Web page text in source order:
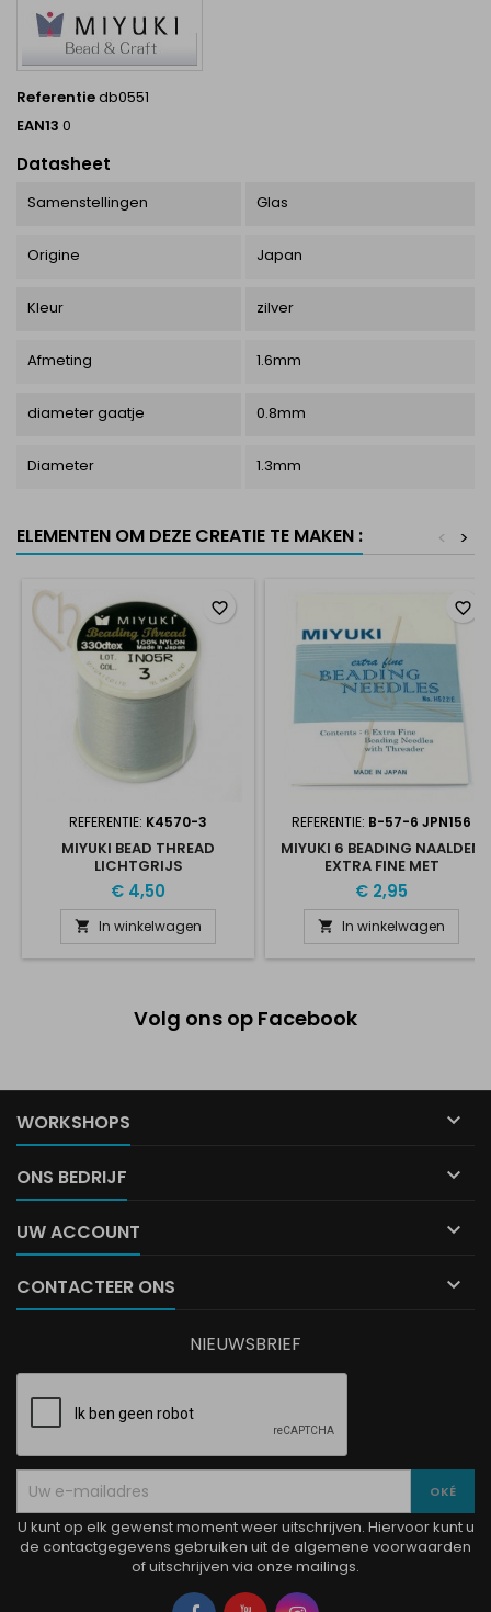
Referentiedb0551
EAN13 0
Datasheet
Samenstellingen Glas
Origine Japan
Kleur zilver
Afmeting 1.6mm
diameter gaatje 0.8mm
Diameter 1.3mm
ELEMENTEN OM DEZE CREATIE TE MAKEN : >
<
REFERENTIE: K4570-3
MIYUKI BEAD THREAD
LICHTGRIJS
€ 4,50
 In winkelwagen
favorite_border
REFERENTIE: B-57-6 JPN156
MIYUKI 6 BEADING NAALDEN
EXTRA FINE MET
DRAADSTEKER
€ 2,95
 In winkelwagen
favorite_border
Volg ons op Facebook
WORKSHOPS 
ONS BEDRIJF 
UW ACCOUNT 
CONTACTEER ONS 
NIEUWSBRIEF
U kunt op elk gewenst moment weer uitschrijven. Hiervoor kunt u
de contactgegevens gebruiken uit de algemene voorwaarden
of uitschrijven via onze mailings.